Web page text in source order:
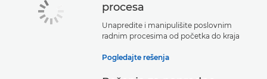
procesa
Unapredite i manipulišite poslovnim
radnim procesima od početka do kraja
Pogledajte rešenja